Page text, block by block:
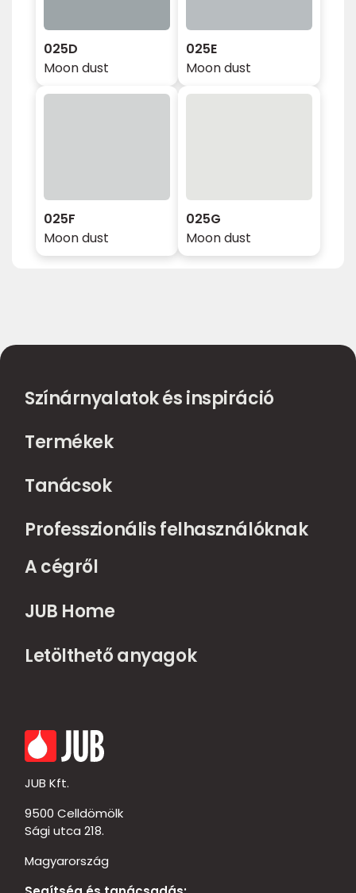
025D
Moon dust
025E
Moon dust
025F
Moon dust
025G
Moon dust
Színárnyalatok és inspiráció
Termékek
Tanácsok
Professzionális felhasználóknak
A cégről
JUB Home
Letölthető anyagok
JUB Kft.
9500 Celldömölk
Sági utca 218.
Magyarország